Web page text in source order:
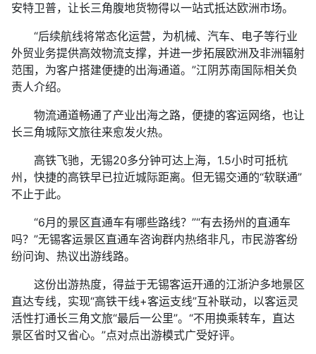
安特卫普，让长三角腹地货物得以一站式抵达欧洲市场。
“后续航线将常态化运营，为机械、汽车、电子等行业
外贸业务提供高效物流支撑，并进一步拓展欧洲及非洲辐射
范围，为客户搭建便捷的出海通道。”江阴苏南国际相关负
责人介绍。
物流通道畅通了产业出海之路，便捷的客运网络，也让
长三角城际文旅往来愈发火热。
高铁飞驰，无锡20多分钟可达上海，1.5小时可抵杭
州，快捷的高铁早已拉近城际距离。但无锡交通的“软联通”
不止于此。
“6月的景区直通车有哪些路线？”“有去扬州的直通车
吗？”无锡客运景区直通车咨询群内热络非凡，市民游客纷
纷问询、热议出游线路。
这份出游热度，得益于无锡客运开通的江浙沪多地景区
直达专线，实现“高铁干线+客运支线”互补联动，以客运灵
活性打通长三角文旅“最后一公里”。“不用换乘转车，直达
景区省时又省心。”点对点出游模式广受好评。